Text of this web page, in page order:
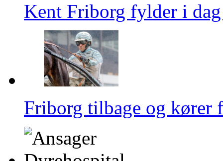
Kent Friborg fylder i
Friborg tilbage og